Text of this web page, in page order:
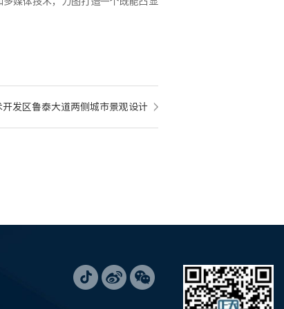
发区鲁泰大道两侧城市景观设计